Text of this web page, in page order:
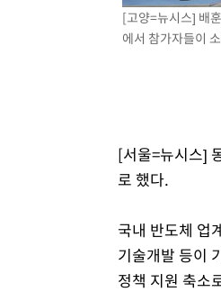
[고양=뉴시스] 배
에서 참가자들이
[서울=뉴시스]
로 했다.
국내 반도체 업
기술개발 등이
정책 지원 축소